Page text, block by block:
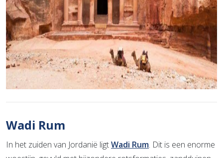
Wadi Rum
In het zuiden van Jordanië ligtWadi Rum. Dit is een enorme